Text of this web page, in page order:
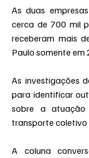
As duas
cerca de 700 mil
receberam mais
Paulo somente em
As investigações
para identificar
sobre a
transporte coletivo
A coluna